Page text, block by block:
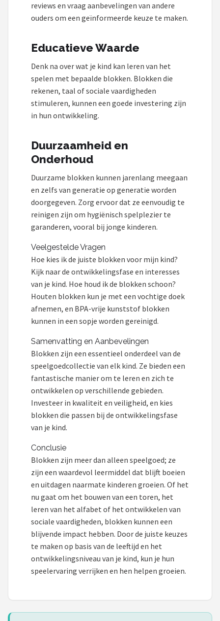
reviews en vraag aanbevelingen van andere
ouders om een geïnformeerde keuze te maken.
Educatieve Waarde
Denk na over wat je kind kan leren van het
spelen met bepaalde blokken. Blokken die
rekenen, taal of sociale vaardigheden
stimuleren, kunnen een goede investering zijn
in hun ontwikkeling.
Duurzaamheid en
Onderhoud
Duurzame blokken kunnen jarenlang meegaan
en zelfs van generatie op generatie worden
doorgegeven. Zorg ervoor dat ze eenvoudig te
reinigen zijn om hygiënisch spelplezier te
garanderen, vooral bij jonge kinderen.
Veelgestelde Vragen
Hoe kies ik de juiste blokken voor mijn kind?
Kijk naar de ontwikkelingsfase en interesses
van je kind. Hoe houd ik de blokken schoon?
Houten blokken kun je met een vochtige doek
afnemen, en BPA-vrije kunststof blokken
kunnen in een sopje worden gereinigd.
Samenvatting en Aanbevelingen
Blokken zijn een essentieel onderdeel van de
speelgoedcollectie van elk kind. Ze bieden een
fantastische manier om te leren en zich te
ontwikkelen op verschillende gebieden.
Investeer in kwaliteit en veiligheid, en kies
blokken die passen bij de ontwikkelingsfase
van je kind.
Conclusie
Blokken zijn meer dan alleen speelgoed; ze
zijn een waardevol leermiddel dat blijft boeien
en uitdagen naarmate kinderen groeien. Of het
nu gaat om het bouwen van een toren, het
leren van het alfabet of het ontwikkelen van
sociale vaardigheden, blokken kunnen een
blijvende impact hebben. Door de juiste keuzes
te maken op basis van de leeftijd en het
ontwikkelingsniveau van je kind, kun je hun
speelervaring verrijken en hen helpen groeien.